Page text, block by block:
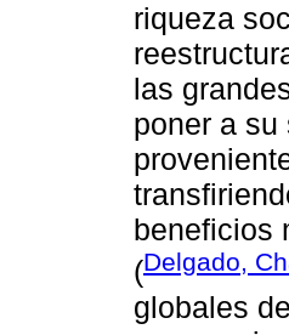
riqueza
las
poner a
beneficios
(Delgado,
globales